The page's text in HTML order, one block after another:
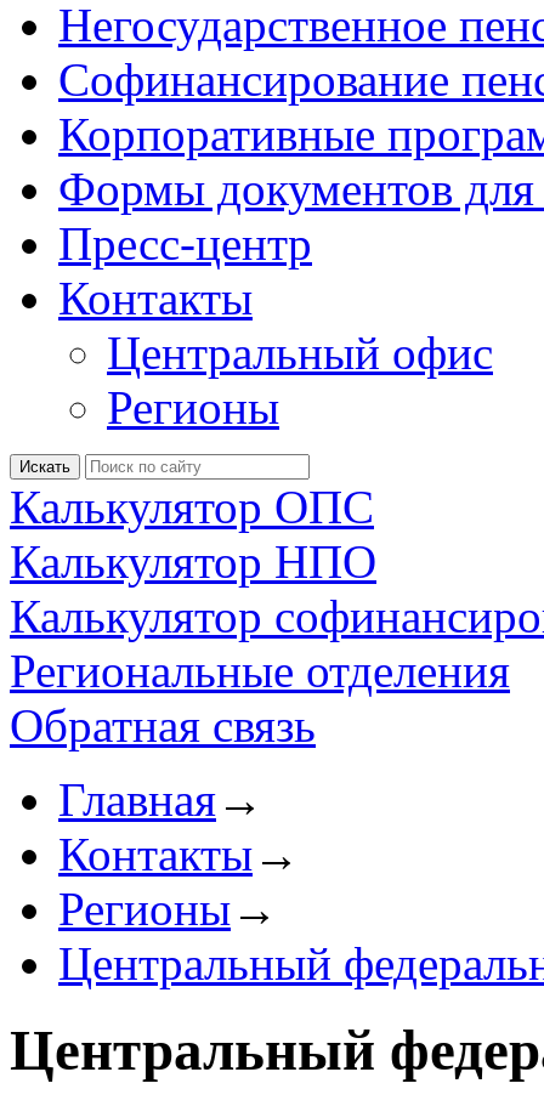
Негосударственное
Софинансирование
Корпоративные
Формы документов для
Пресс-центр
Контакты
Центральный офис
Регионы
Калькулятор ОПС
Калькулятор НПО
Калькулятор
Региональные отделения
Обратная связь
Главная→
Контакты→
Регионы→
Центральный
Центральный